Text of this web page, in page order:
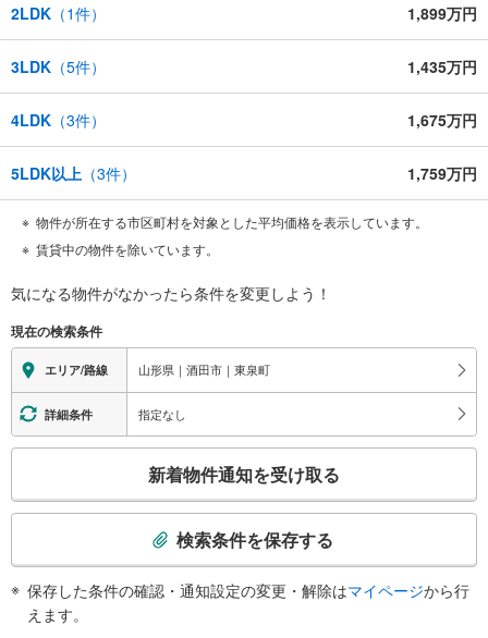
2LDK （1件） 1,899万円
3LDK （5件） 1,435万円
4LDK （3件） 1,675万円
5LDK以上 （3件） 1,759万円
物件が所在する市区町村を対象とした平均価格を表示しています。
賃貸中の物件を除いています。
気になる物件がなかったら条件を変更しよう！
現在の検索条件
エリア/路線 山形県｜酒田市｜東泉町
詳細条件 指定なし
検
新着物件通知を受け取る
検索条件を保存する
保存した条件の確認・通知設定の変更・解除はマイページから行
えます。